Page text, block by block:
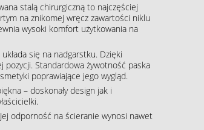
stalą chirurgiczną to najczęściej
na znikomej wręcz zawartości niklu
wysoki komfort użytkowania na
się na nadgarstku. Dzięki
Standardowa żywotność paska
poprawiające jego wygląd.
– doskonały design jak i
odporność na ścieranie wynosi nawet